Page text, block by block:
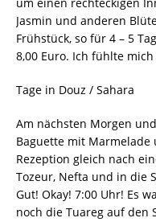
Jasmin und anderen
Frühstück, so für 4 – 5
8,00 Euro. Ich fühlte
Tage in Douz / Sahara
Am nächsten Morgen
Baguette mit
Rezeption gleich nach
Tozeur, Nefta und in die
Gut! Okay! 7:00 Uhr! Es
noch die Tuareg auf den